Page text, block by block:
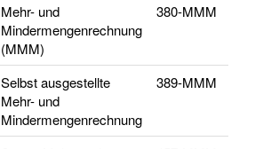
Mehr- und
Mindermengenrechnung
(MMM)
380-MMM
Selbst ausgestellte
Mehr- und
Mindermengenrechnung
389-MMM